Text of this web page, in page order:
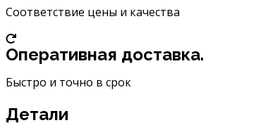
Соответствие цены и качества
Оперативная доставка.
Быстро и точно в срок
Детали